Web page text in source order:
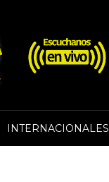
INTERNACIONALES